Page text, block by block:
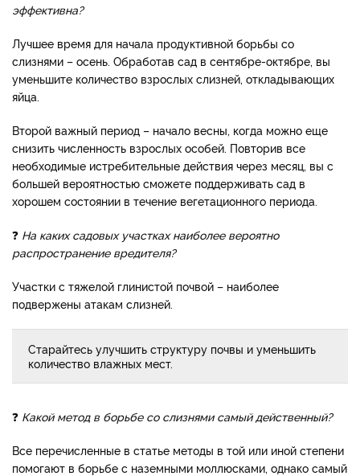
эффективна?
Лучшее время для начала продуктивной борьбы со
слизнями – осень. Обработав сад в сентябре-октябре, вы
уменьшите количество взрослых слизней, откладывающих
яйца.
Второй важный период – начало весны, когда можно еще
снизить численность взрослых особей. Повторив все
необходимые истребительные действия через месяц, вы с
большей вероятностью сможете поддерживать сад в
хорошем состоянии в течение вегетационного периода.
❓ На каких садовых участках наиболее вероятно
распространение вредителя?
Участки с тяжелой глинистой почвой – наиболее
подвержены атакам слизней.
Старайтесь улучшить структуру почвы и уменьшить
количество влажных мест.
❓ Какой метод в борьбе со слизнями самый действенный?
Все перечисленные в статье методы в той или иной степени
помогают в борьбе с наземными моллюсками, однако самый